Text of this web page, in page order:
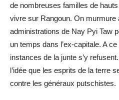
de nombreuses familles de
vivre sur Rangoun. On murmure
administrations de Nay Pyi Taw
un temps dans l’ex-capitale. A
instances de la junte s’y refusent.
l’idée que les esprits de la terre
contre les généraux putschistes.